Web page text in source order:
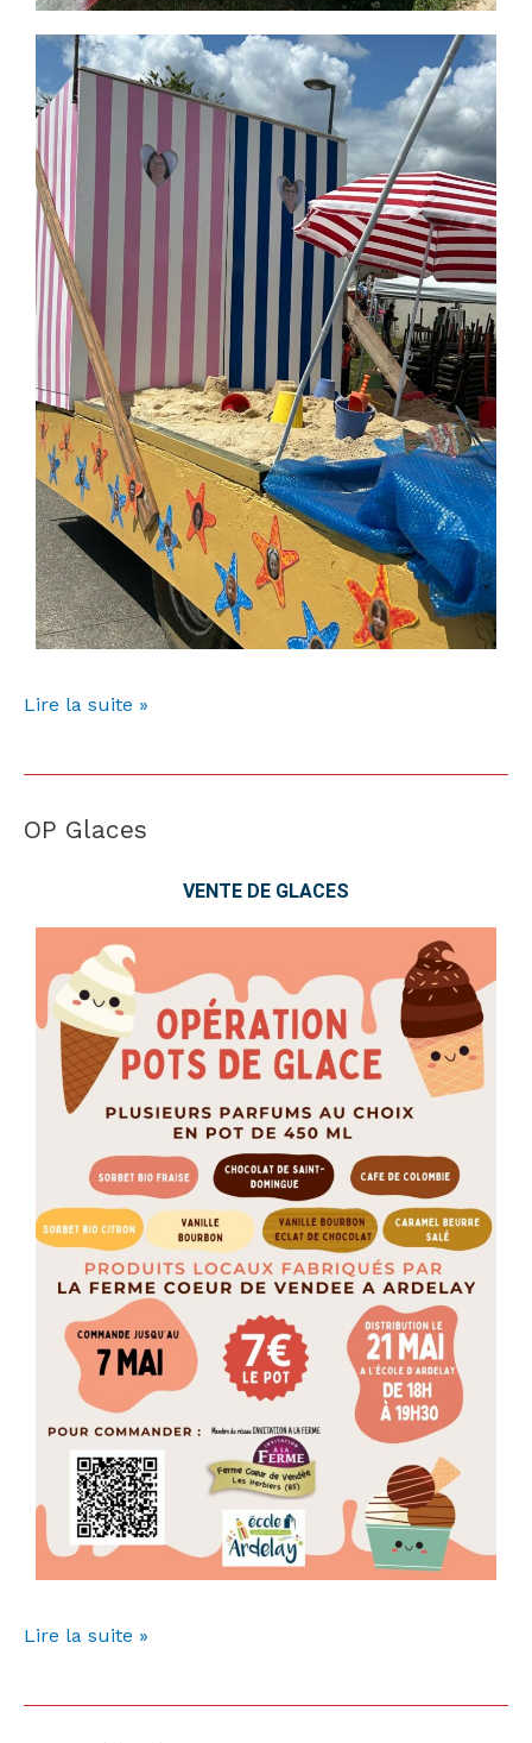
Lire la suite »
OP Glaces
VENTE DE GLACES
OP
Lire la suite »